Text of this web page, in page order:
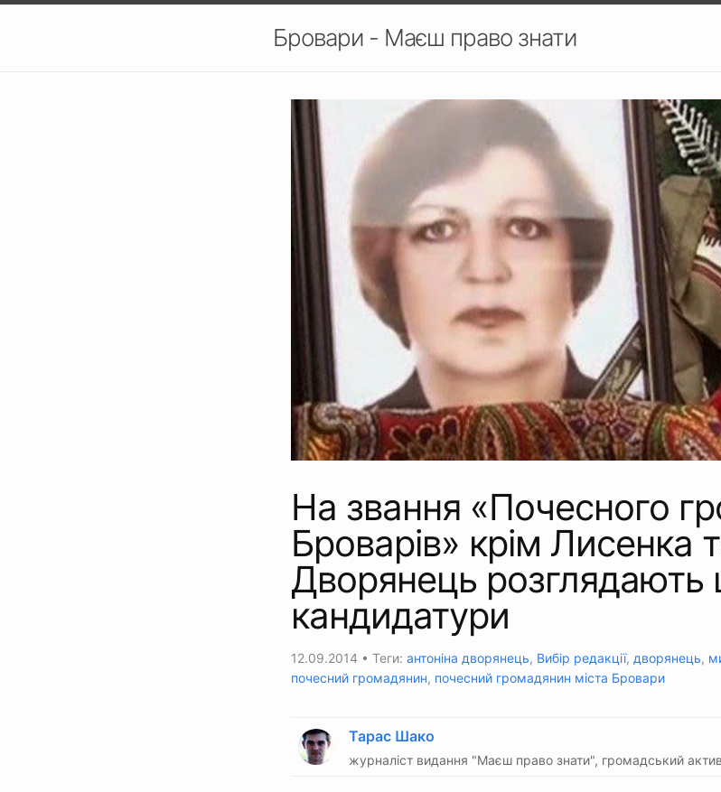
Бровари - Маєш право знати
На звання «Почесного
Броварів» крім Лисенка
Дворянець
кандидатури
12.09.2014 • Теги: антоніна дворянець, Вибір редакції, дворянець,
почесний громадянин, почесний громадянин міста Бровари
Тарас Шако
журналіст видання "Маєш право знати", громадський